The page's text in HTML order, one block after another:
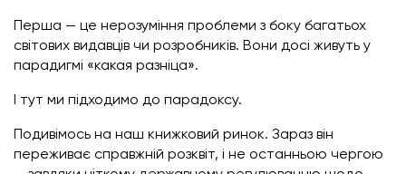
Перша — це нерозуміння проблеми з боку багатьох
світових видавців чи розробників. Вони досі живуть у
парадигмі «какая разніца».
І тут ми підходимо до парадоксу.
Подивімось на наш книжковий ринок. Зараз він
переживає справжній розквіт, і не останньою чергою